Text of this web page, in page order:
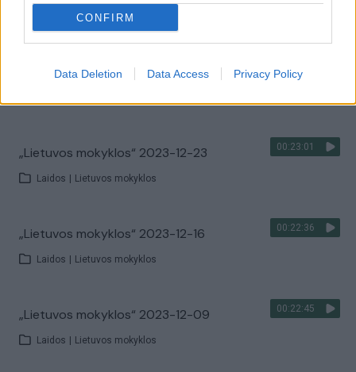
CONFIRM
Data Deletion Data Access Privacy Policy
Lietuvos mokyklos
„Lietuvos mokyklos“ 2024-03-02
00:23:01
„Lietuvos mokyklos“ 2023-12-23
Laidos Lietuvos mokyklos
00:22:36
„Lietuvos mokyklos“ 2023-12-16
Laidos Lietuvos mokyklos
00:22:45
„Lietuvos mokyklos“ 2023-12-09
Laidos Lietuvos mokyklos